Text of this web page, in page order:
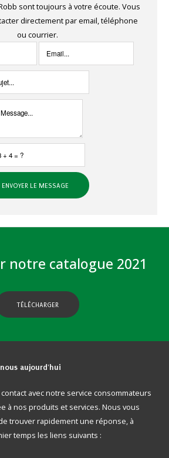
sont toujours à votre écoute. Vous
directement par email, téléphone
ou courrier.
notre catalogue 2021
TÉLÉCHARGER
aujourd'hui
avec notre service consommateurs
à nos produits et services. Nous vous
trouver rapidement une réponse, à
temps les liens suivants :